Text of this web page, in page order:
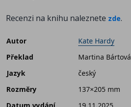
Recenzi na knihu naleznete zde.
Autor
Kate Hardy
Překlad
Martina Bártová
Jazyk
český
Rozměry
137×205 mm